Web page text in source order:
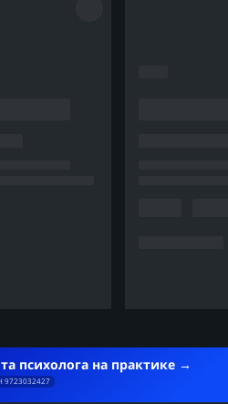
психолога на практике
9723032427